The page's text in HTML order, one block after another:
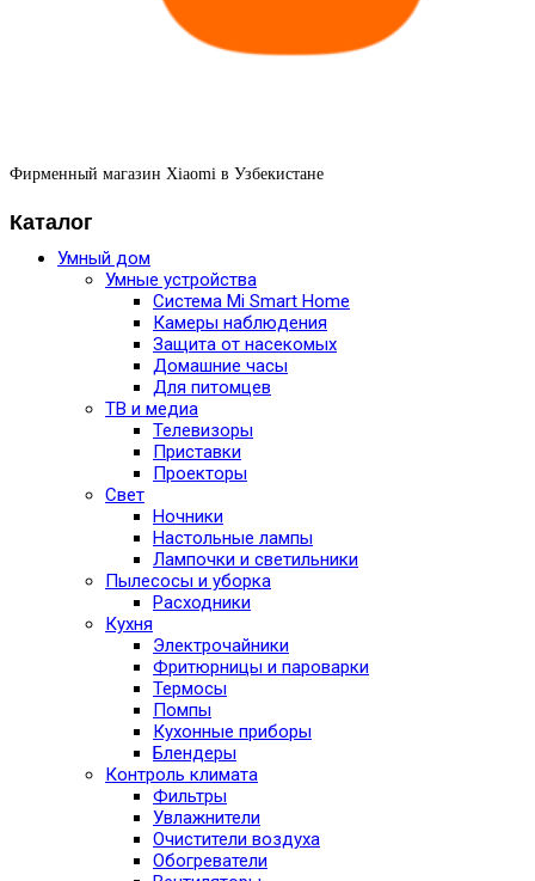
Фирменный магазин Xiaomi в Узбекистане
Каталог
Умный дом
Умные устройства
Система Mi Smart Home
Камеры наблюдения
Защита от насекомых
Домашние часы
Для питомцев
ТВ и медиа
Телевизоры
Приставки
Проекторы
Свет
Ночники
Настольные лампы
Лампочки и светильники
Пылесосы и уборка
Расходники
Кухня
Электрочайники
Фритюрницы и пароварки
Термосы
Помпы
Кухонные приборы
Блендеры
Контроль климата
Фильтры
Увлажнители
Очистители воздуха
Обогреватели